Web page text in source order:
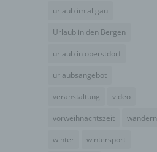
urlaub im allgäu
Urlaub in den Bergen
urlaub in oberstdorf
urlaubsangebot
veranstaltung video
vorweihnachtszeit wandern
winter wintersport